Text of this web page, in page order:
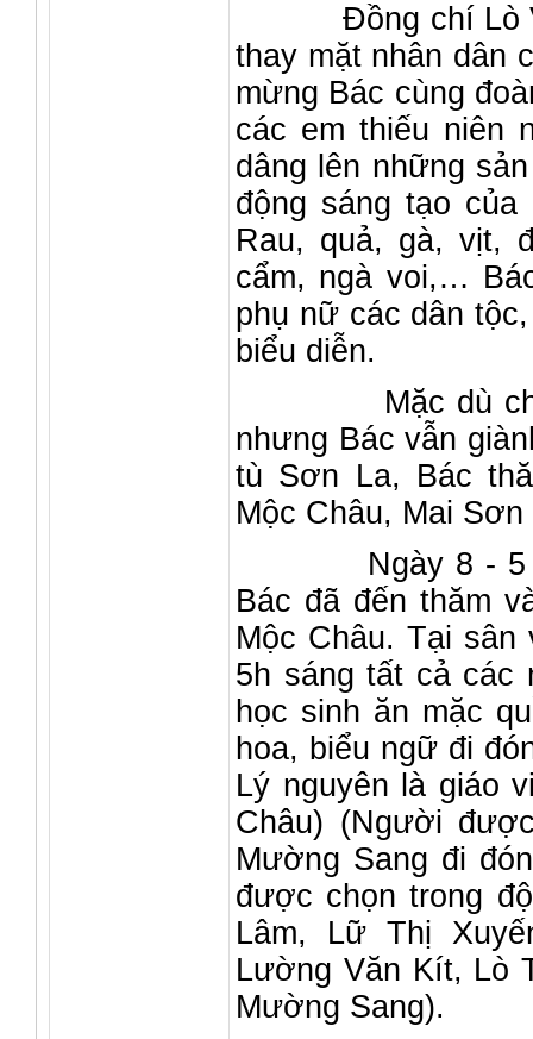
Đồng chí Lò
thay mặt nhân dân
mừng Bác cùng
các em thiếu niên
dâng lên những
động sáng tạo
Rau, quả, gà, vịt,
cẩm, ngà voi,…
phụ nữ các dân
biểu diễn.
Mặc dù
nhưng Bác vẫn
tù Sơn La, Bác
Mộc Châu, Mai
Ngày 8 - 5 -
Bác đã đến thăm
Mộc Châu. Tại
5h sáng tất cả các
học sinh ăn mặc
hoa, biểu ngữ đi
Lý nguyên là giáo
Châu) (Người
Mường Sang đi
được chọn trong
Lâm, Lữ Thị
Lường Văn Kít, Lò
Mường Sang).